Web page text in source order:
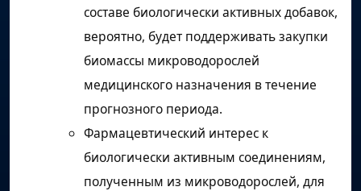
составе биологически активных добавок,
вероятно, будет поддерживать закупки
биомассы микроводорослей
медицинского назначения в течение
прогнозного периода.
Фармацевтический интерес к
биологически активным соединениям,
полученным из микроводорослей, для